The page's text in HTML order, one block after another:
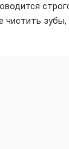
чистить зубы,